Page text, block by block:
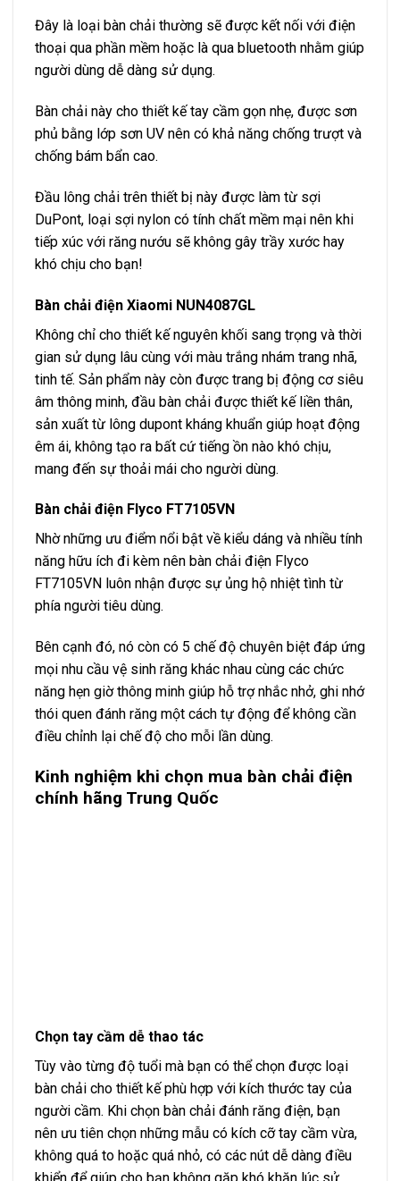
Đây là loại bàn chải thường sẽ được kết nối với điện
thoại qua phần mềm hoặc là qua bluetooth nhằm giúp
người dùng dễ dàng sử dụng.
Bàn chải này cho thiết kế tay cầm gọn nhẹ, được sơn
phủ bằng lớp sơn UV nên có khả năng chống trượt và
chống bám bẩn cao.
Đầu lông chải trên thiết bị này được làm từ sợi
DuPont, loại sợi nylon có tính chất mềm mại nên khi
tiếp xúc với răng nướu sẽ không gây trầy xước hay
khó chịu cho bạn!
Bàn chải điện Xiaomi NUN4087GL
Không chỉ cho thiết kế nguyên khối sang trọng và thời
gian sử dụng lâu cùng với màu trắng nhám trang nhã,
tinh tế. Sản phẩm này còn được trang bị động cơ siêu
âm thông minh, đầu bàn chải được thiết kế liền thân,
sản xuất từ lông dupont kháng khuẩn giúp hoạt động
êm ái, không tạo ra bất cứ tiếng ồn nào khó chịu,
mang đến sự thoải mái cho người dùng.
Bàn chải điện Flyco FT7105VN
Nhờ những ưu điểm nổi bật về kiểu dáng và nhiều tính
năng hữu ích đi kèm nên bàn chải điện Flyco
FT7105VN luôn nhận được sự ủng hộ nhiệt tình từ
phía người tiêu dùng.
Bên cạnh đó, nó còn có 5 chế độ chuyên biệt đáp ứng
mọi nhu cầu vệ sinh răng khác nhau cùng các chức
năng hẹn giờ thông minh giúp hỗ trợ nhắc nhở, ghi nhớ
thói quen đánh răng một cách tự động để không cần
điều chỉnh lại chế độ cho mỗi lần dùng.
Kinh nghiệm khi chọn mua bàn chải điện
chính hãng Trung Quốc
khiển để giúp cho bạn không gặp khó khăn lúc sử
Thiết kế đơn giản, dễ dàng lắp đặt
Bạn nên lựa chọn các sản phẩm có thiết kế đơn giản,
dễ dàng tháo rời các bộ phận để thuận tiện hơn cho
việc vệ sinh lại sau khi sử dụng, điều này còn giúp